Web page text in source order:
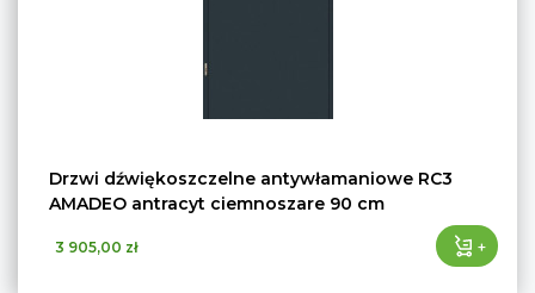
Drzwi dźwiękoszczelne antywłamaniowe RC3
AMADEO antracyt ciemnoszare 90 cm
3 905,00 zł +